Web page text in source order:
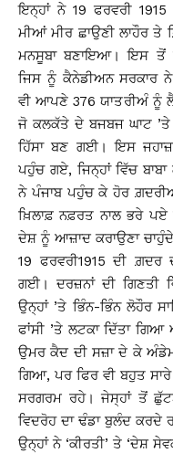
ਇਨ੍ਹਾਂ ਨੇ 19 ਫਰਵਰੀ
ਮੀਆਂ ਮੀਰ ਛਾਉਣੀ ਲਾਹੌਰ ਤੇ
ਮਨਸੂਬਾ ਬਣਾਇਆ। ਇਸ ਤੋਂ
ਜਿਸ ਨੂੰ ਕੈਨੇਡੀਅਨ ਸਰਕਾਰ
ਵੀ ਆਪਣੇ 376 ਯਾਤਰੀਅੰ ਨੂੰ
ਜੋ ਕਲਕੱਤੇ ਦੇ ਬਜਬਜ ਘਾਟ ’ਤੇ
ਹਿੱਸਾ ਬਣ ਗਈ। ਇਸ ਜਹਾਜ਼
ਪਹੁੰਚ ਗਏ, ਜਿਨ੍ਹਾਂ ਵਿੱਚ
ਨੇ ਪੰਜਾਬ ਪਹੁੰਚ ਕੇ ਹੋਰ
ਖ਼ਿਲਾਫ਼ ਨਫ਼ਰਤ ਨਾਲ ਭਰੇ
ਦੇਸ਼ ਨੂੰ ਆਜ਼ਾਦ ਕਰਾਉਣਾ
19 ਫਰਵਰੀ1915 ਦੀ
ਗਈ। ਦਰਜ਼ਨਾਂ ਦੀ ਗਿਣਤੀ
ਉਨ੍ਹਾਂ ’ਤੇ ਭਿੰਨ-ਭਿੰਨ ਲੋਹੌਰ
ਫਾਂਸੀ ’ਤੇ ਲਟਕਾ ਦਿੱਤਾ
ਉਮਰ ਕੈਦ ਦੀ ਸਜ਼ਾ ਦੇ ਕੇ
ਗਿਆ, ਪਰ ਫਿਰ ਵੀ ਬਹੁਤ
ਸਰਗਰਮ ਰਹੇ। ਜੇਸ੍ਹਾਂ ਤੋਂ
ਵਿਦਰੋਹ ਦਾ ਢੰਡਾ ਬੁਲੰਦ ਕਰਦੇ
ਉਨ੍ਹਾਂ ਨੇ ‘ਕੀਰਤੀ’ ਤੇ ‘ਦੇਸ਼